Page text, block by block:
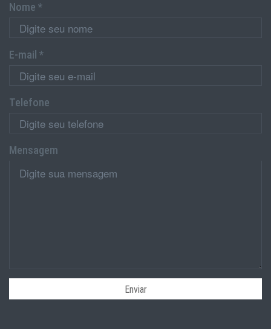
Nome *
E-mail *
Telefone
Mensagem
Enviar